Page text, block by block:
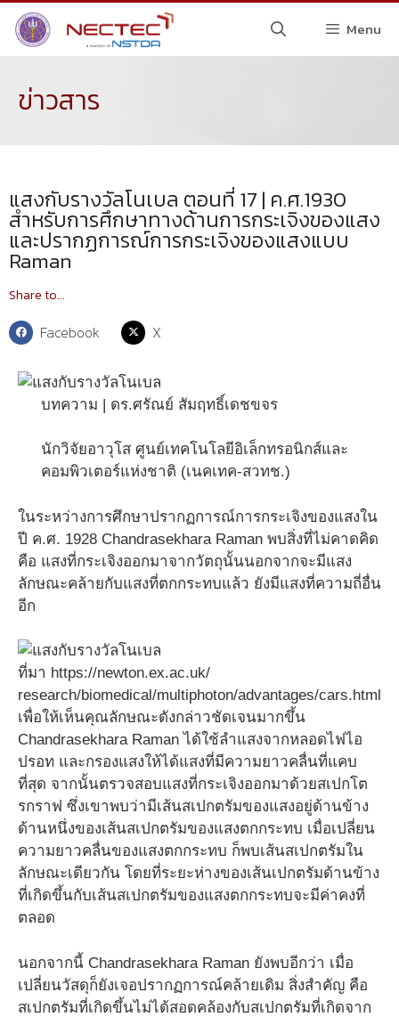
Menu
ข่าวสาร
แสงกับรางวัลโนเบล ตอนที่ 17 | ค.ศ.1930
สำหรับการศึกษาทางด้านการกระเจิงของแสง
และปรากฏการณ์การกระเจิงของแสงแบบ
Raman
Share to...
Facebook X
บทความ | ดร.ศรัณย์ สัมฤทธิ์เดชขจร
นักวิจัยอาวุโส ศูนย์เทคโนโลยีอิเล็กทรอนิกส์และ
คอมพิวเตอร์แห่งชาติ (เนคเทค-สวทช.)
ในระหว่างการศึกษาปรากฏการณ์การกระเจิงของแสงใน
ปี ค.ศ. 1928 Chandrasekhara Raman พบสิ่งที่ไม่คาดคิด
คือ แสงที่กระเจิงออกมาจากวัตถุนั้นนอกจากจะมีแสง
ลักษณะคล้ายกับแสงที่ตกกระทบแล้ว ยังมีแสงที่ความถี่อื่น
อีก
ที่มา https://newton.ex.ac.uk/
research/biomedical/multiphoton/advantages/cars.html
เพื่อให้เห็นคุณลักษณะดังกล่าวชัดเจนมากขึ้น
Chandrasekhara Raman ได้ใช้ลำแสงจากหลอดไฟไอ
ปรอท และกรองแสงให้ได้แสงที่มีความยาวคลื่นที่แคบ
ที่สุด จากนั้นตรวจสอบแสงที่กระเจิงออกมาด้วยสเปกโต
รกราฟ ซึ่งเขาพบว่ามีเส้นสเปกตรัมของแสงอยู่ด้านข้าง
ด้านหนึ่งของเส้นสเปกตรัมของแสงตกกระทบ เมื่อเปลี่ยน
ความยาวคลื่นของแสงตกกระทบ ก็พบเส้นสเปกตรัมใน
ลักษณะเดียวกัน โดยที่ระยะห่างของเส้นเปกตรัมด้านข้าง
ที่เกิดขึ้นกับเส้นสเปกตรัมของแสงตกกระทบจะมีค่าคงที่
ตลอด
นอกจากนี้ Chandrasekhara Raman ยังพบอีกว่า เมื่อ
เปลี่ยนวัสดุก็ยังเจอปรากฏการณ์คล้ายเดิม สิ่งสำคัญ คือ
สเปกตรัมที่เกิดขึ้นไม่ได้สอดคล้องกับสเปกตรัมที่เกิดจาก